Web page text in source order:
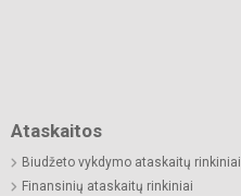
Ataskaitos
Biudžeto vykdymo ataskaitų rinkiniai
Finansinių ataskaitų rinkiniai